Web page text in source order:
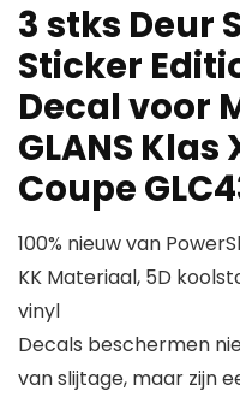
3 stks Deur
Sticker
Decal voor
GLANS Klas
Coupe
100% nieuw van
KK Materiaal, 5D
vinyl
Decals beschermen
van slijtage, maar zijn